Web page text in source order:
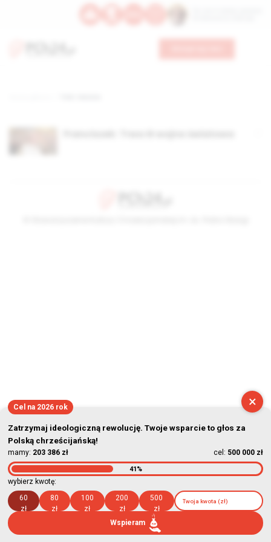
×
Cel na 2026 rok
Zatrzymaj ideologiczną rewolucję. Twoje wsparcie to głos za
Polską chrześcijańską!
mamy: 203 386 zł cel: 500 000 zł
41%
wybierz kwotę:
60
zł
80
zł
100
zł
200
zł
500
zł
Wspieram